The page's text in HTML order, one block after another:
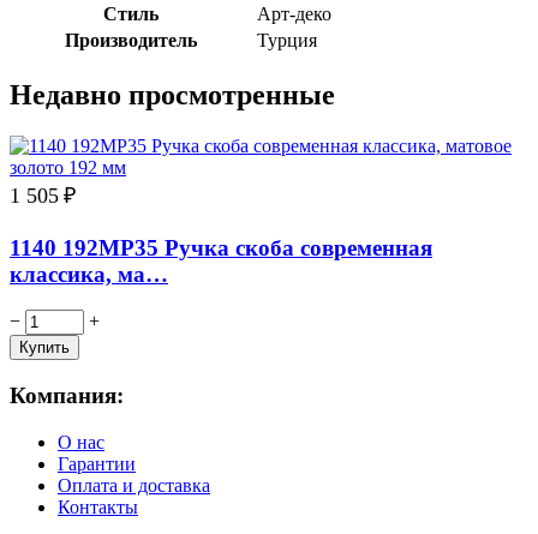
Стиль
Арт-деко
Производитель
Турция
Недавно просмотренные
1 505 ₽
1140 192MP35 Ручка скоба современная
классика, ма…
− +
Компания:
О нас
Гарантии
Оплата и доставка
Контакты